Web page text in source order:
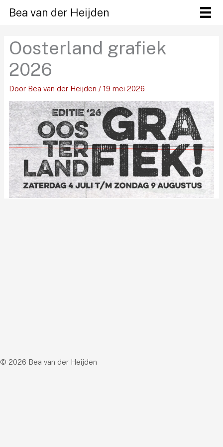
naar
inhoud
Bea van der Heijden
Oosterland grafiek
2026
Door Bea van der Heijden / 19 mei 2026
© 2026 Bea van der Heijden